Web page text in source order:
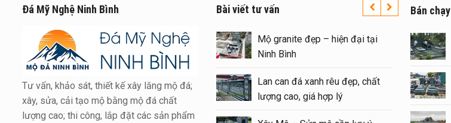
Đá Mỹ Nghệ Ninh Bình
Tư vấn, khảo sát, thiết kế xây lăng mộ đá;
xây, sửa, cải tạo mộ bằng mộ đá chất
lượng cao; thi công, lắp đặt các sản phẩm
Bài viết tư vấn
Xây Lăng Mộ đá uy tín trên
toàn quốc – Đá Mỹ Nghệ Ninh
Bình
Báo giá xây Mộ đá đôi 1 mái
đẹp tại Ninh Bình cuối năm
Mộ granite đẹp – hiện đại tại
Ninh Bình
Lan can đá xanh rêu đẹp, chất
lượng cao, giá hợp lý
Bán chạy